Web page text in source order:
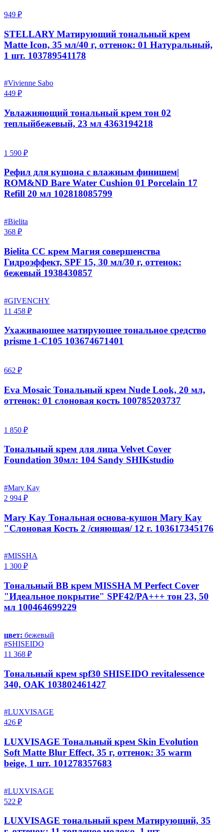
949 ₽
STELLARY Матирующий тональный крем
Matte Icon, 35 мл/40 г, оттенок: 01 Натуральный,
1 шт. 103789541178
#Vivienne Sabo
449 ₽
Увлажняющий тональный крем тон 02
теплыйбежевый, 23 мл 4363194218
1 590 ₽
Рефил для кушона с влажным финишем|
ROM&ND Bare Water Cushion 01 Porcelain 17
Refill 20 мл 102818085799
#Bielita
368 ₽
Bielita CC крем Магия совершенства
Гидроэффект, SPF 15, 30 мл/30 г, оттенок:
бежевый 1938430857
#GIVENCHY
11 458 ₽
Ухаживающее матирующее тональное средство
prisme 1-C105 103674671401
662 ₽
Eva Mosaic Тональный крем Nude Look, 20 мл,
оттенок: 01 слоновая кость 100785203737
1 850 ₽
Тональный крем для лица Velvet Cover
Foundation 30мл: 104 Sandy SHIKstudio
#Mary Kay
2 994 ₽
Mary Kay Тональная основа-кушон Mary Kay
"Слоновая Кость 2 /сияющая/ 12 г. 103617345176
#MISSHA
1 300 ₽
Тональный BB крем MISSHA М Perfect Cover
"Идеальное покрытие" SPF42/PA+++ тон 23, 50
мл 100464699229
цвет: бежевый
#SHISEIDO
11 368 ₽
Тональный крем spf30 SHISEIDO revitalessence
340, OAK 103802461427
#LUXVISAGE
426 ₽
LUXVISAGE Тональный крем Skin Evolution
Soft Matte Blur Effect, 35 г, оттенок: 35 warm
beige, 1 шт. 101278357683
#LUXVISAGE
522 ₽
LUXVISAGE тональный крем Матирующий, 35